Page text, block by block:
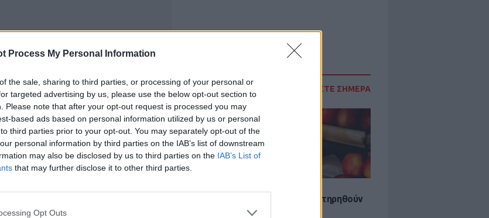
Process My Personal Information
the sale, sharing to third parties, or processing of your personal or
targeted advertising by us, please use the below opt-out section to
Please note that after your opt-out request is processed you may
based ads based on personal information utilized by us or personal
third parties prior to your opt-out. You may separately opt-out of the
personal information by third parties on the IAB’s list of downstream
may also be disclosed by us to third parties on the IAB’s List of
that may further disclose it to other third parties.
Opt Outs
ΔΙΑΒΑΣΤΕ ΣΗΜΕΡΑ
6 φρούτα που μπορουν να διατηρηθούν
εκτός ψυγείου το καλοκαίρι
ροή ειδήσεωντου E-Daily.gr
Instagram